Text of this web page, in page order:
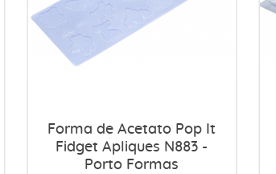
Forma de Acetato Pop It
Fidget Apliques N883 -
Porto Formas